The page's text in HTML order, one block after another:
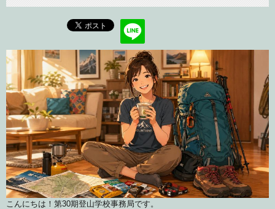
こんにちは！第30期登山学校事務局です。